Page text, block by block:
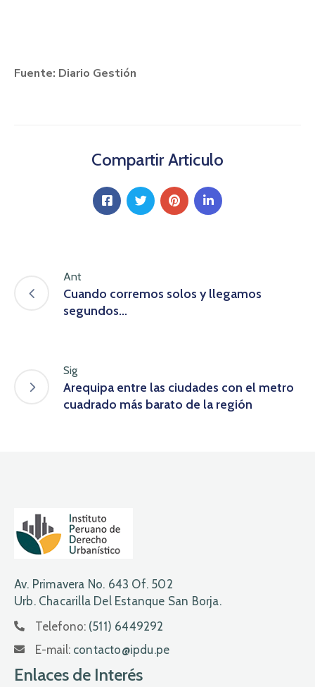
Fuente: Diario Gestión
Compartir Articulo
Ant
Cuando corremos solos y llegamos
segundos…
Sig
Arequipa entre las ciudades con el metro
cuadrado más barato de la región
Av. Primavera No. 643 Of. 502
Urb. Chacarilla Del Estanque San Borja.
Telefono: (511) 6449292
E-mail: contacto@ipdu.pe
Enlaces de Interés